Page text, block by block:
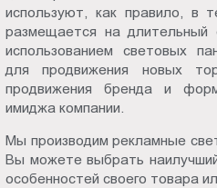
используют, как правило, в
размещается на
использованием световых
для продвижения новых
продвижения бренда и
имиджа компании.
Мы производим рекламные
Вы можете выбрать
особенностей своего товара